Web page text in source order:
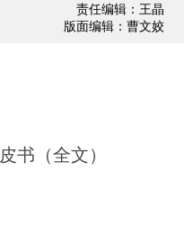
责任编辑：王晶
版面编辑：曹文姣
书（全文）